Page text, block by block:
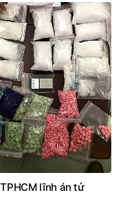
lĩnh án tử